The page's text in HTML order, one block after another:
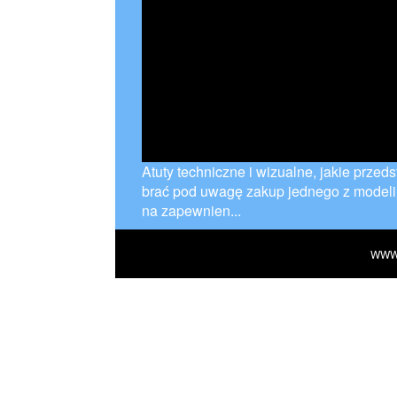
Atuty techniczne i wizualne, jakie
brać pod uwagę zakup jednego z
na zapewnien...